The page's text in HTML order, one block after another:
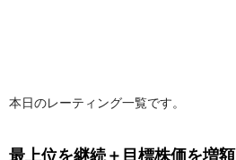
本日のレーティング一覧です。
最上位を継続＋目標株価を増額